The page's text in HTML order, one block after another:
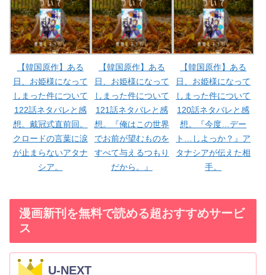
【韓国原作】ある
日、お姫様になって
しまった件について
122話ネタバレと感
想。戴冠式直前回。
クロードの言葉に涙
が止まらないアタナ
シア。
【韓国原作】ある
日、お姫様になって
しまった件について
121話ネタバレと感
想。『俺はこの世界
でお前が望むものを
すべて与えるつもり
だから。』
【韓国原作】ある
日、お姫様になって
しまった件について
120話ネタバレと感
想。『今度…デー
ト…しよっか？』ア
タナシアが伝えた相
手。
漫画新刊を無料で読める超おすすめサービ
ス
U-NEXT